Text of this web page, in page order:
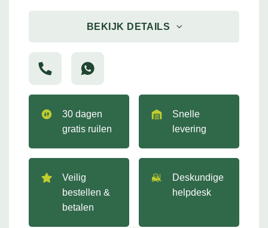
BEKIJK DETAILS
30 dagen
gratis ruilen
Snelle
levering
Veilig
bestellen &
betalen
Deskundige
helpdesk